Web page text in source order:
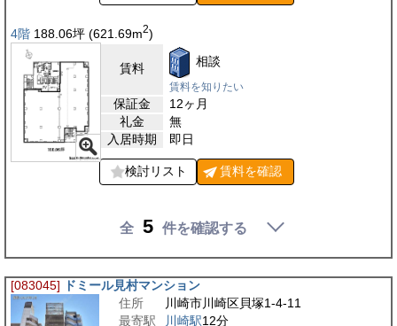
4階 188.06坪 (621.69m2)
賃料 相談
賃料を知りたい
保証金
12ヶ月
礼金
無
入居時期
即日
検討リスト 賃料を確認
全 5 件を確認する
[083045]
ドミール見村マンション
住所
川崎市川崎区貝塚1-4-11
最寄駅
川崎駅12分